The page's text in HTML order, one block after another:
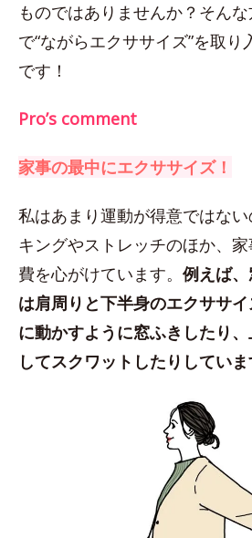
ものではありませんか？そん
で“ながらエクササイズ”を取
です！
Pro’s comment
家事の最中にエクササイズ！
私はあまり運動が得意ではな
キングやストレッチのほか、
費を心がけています。 例えば
は肩周りと下半身のエクササ
に動かすように窓ふきしたり
してスクワットしたりしていま